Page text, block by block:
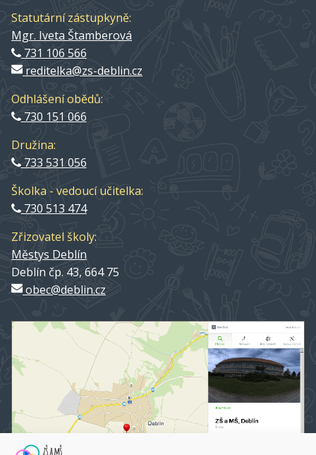
Statutární zástupkyně:
Mgr. Iveta Štamberová
731 106 566
reditelka@zs-deblin.cz
Odhlášení obědů:
730 151 066
Družina:
733 531 056
Školka - vedoucí učitelka:
730 513 474
Zřizovatel školy:
Městys Deblín
Deblín čp. 43, 664 75
obec@deblin.cz